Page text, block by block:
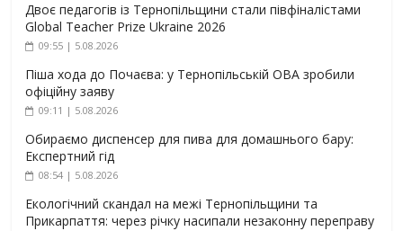
Двоє педагогів із Тернопільщини стали півфіналістами
Global Teacher Prize Ukraine 2026
09:55 | 5.08.2026
Піша хода до Почаєва: у Тернопільській ОВА зробили
офіційну заяву
09:11 | 5.08.2026
Обираємо диспенсер для пива для домашнього бару:
Експертний гід
08:54 | 5.08.2026
Екологічний скандал на межі Тернопільщини та
Прикарпаття: через річку насипали незаконну переправу